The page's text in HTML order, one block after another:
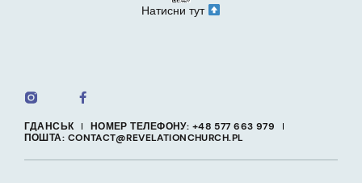
Натисни тут
ГДАНСЬК
НОМЕР ТЕЛЕФОНУ: +48 577 663 979
ПОШТА: CONTACT@REVELATIONCHURCH.PL